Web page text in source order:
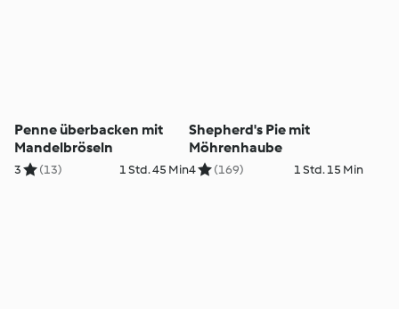
Penne überbacken mit
Mandelbröseln
3 (13) 1 Std. 45 Min
Shepherd's Pie mit
Möhrenhaube
4 (169) 1 Std. 15 Min